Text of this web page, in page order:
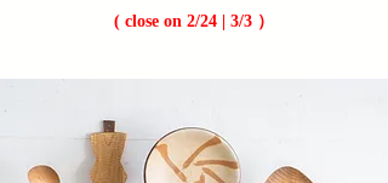
​( close on 2/24 | 3/3 ）